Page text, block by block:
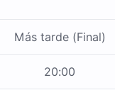
Más tarde (Final)
20:00